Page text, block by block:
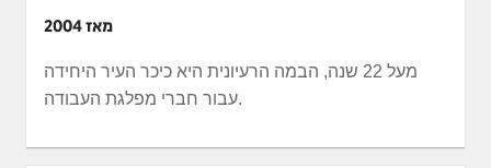
מאז 2004
מעל 22 שנה, הבמה הרעיונית היא כיכר העיר היחידה
עבור חברי מפלגת העבודה.